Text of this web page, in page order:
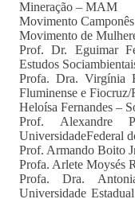
Mineração – MAM
Movimento
Movimento de
Prof. Dr. Eguimar
Estudos
Profa. Dra. Virgínia
Fluminense e Fiocruz/
Heloísa Fernandes –
Prof. Alexandre
UniversidadeFederal
Prof. Armando Boito
Profa. Arlete Moysés
Profa. Dra.
Universidade